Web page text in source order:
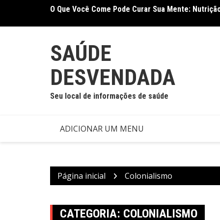
o
O Que Você Come Pode Curar Sua Mente:
Terapia Ocupacional Melhora Função Motora e
SAÚDE
DESVENDADA
Seu local de informações de saúde
ADICIONAR UM MENU
Página inicial Colonialismo
CATEGORIA: COLONIALISMO